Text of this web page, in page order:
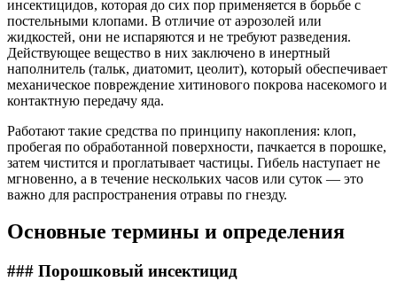
инсектицидов, которая до сих пор применяется в борьбе с
постельными клопами. В отличие от аэрозолей или
жидкостей, они не испаряются и не требуют разведения.
Действующее вещество в них заключено в инертный
наполнитель (тальк, диатомит, цеолит), который обеспечивает
механическое повреждение хитинового покрова насекомого и
контактную передачу яда.
Работают такие средства по принципу накопления: клоп,
пробегая по обработанной поверхности, пачкается в порошке,
затем чистится и проглатывает частицы. Гибель наступает не
мгновенно, а в течение нескольких часов или суток — это
важно для распространения отравы по гнезду.
Основные термины и определения
### Порошковый инсектицид